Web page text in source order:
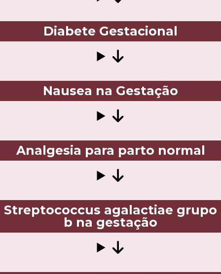
Diabete Gestacional
Nausea na Gestação
Analgesia para parto normal
Streptococcus agalactiae grupo
b na gestação